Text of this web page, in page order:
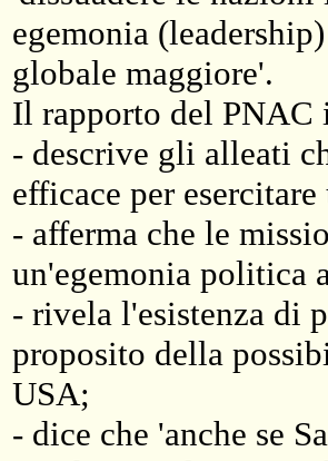
egemonia
globale maggiore'.
Il rapporto del PNAC
- descrive gli alleati
efficace per
- afferma che le
un'egemonia politica
- rivela l'esistenza di
proposito della
USA;
- dice che 'anche se